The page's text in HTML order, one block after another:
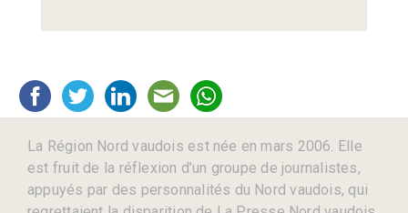
La Région Nord vaudois est née en mars 2006. Elle
est fruit de la réflexion d’un groupe de journalistes,
appuyés par des personnalités du Nord vaudois, qui